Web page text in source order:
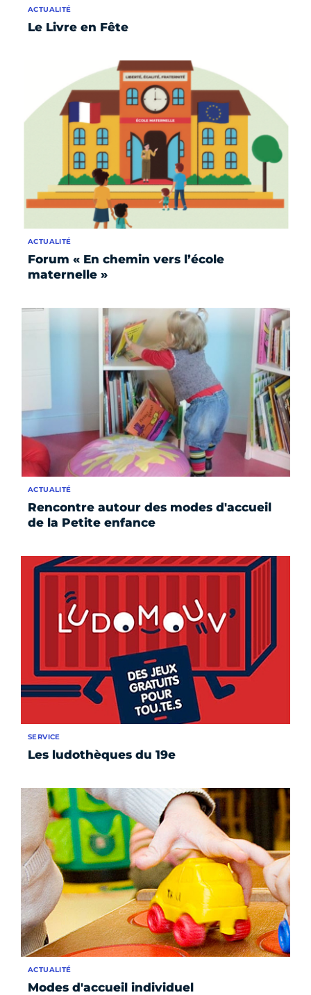
Le Livre en Fête
ACTUALITÉ
Forum « En chemin vers l’école
maternelle »
ACTUALITÉ
Rencontre autour des modes d'accueil
de la Petite enfance
ACTUALITÉ
Les ludothèques du 19e
SERVICE
Modes d'accueil individuel
ACTUALITÉ